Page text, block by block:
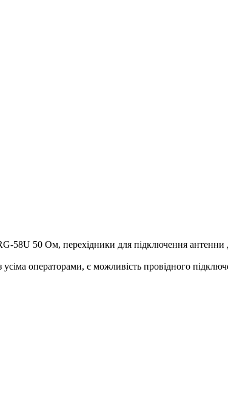
58U 50 Ом, перехідники для підключення антенни
операторами, є можливість провідного